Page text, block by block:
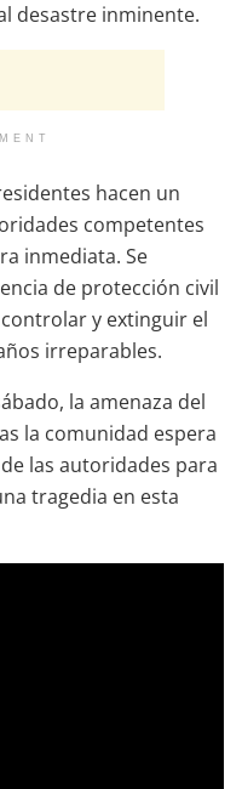
desastre inminente.
hacen un
competentes
inmediata. Se
de protección civil
y extinguir el
irreparables.
la amenaza del
la comunidad espera
las autoridades para
tragedia en esta